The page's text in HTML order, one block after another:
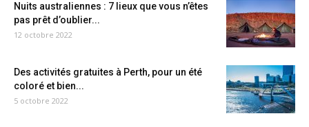
Nuits australiennes : 7 lieux que vous n’êtes
pas prêt d’oublier...
12 octobre 2022
Des activités gratuites à Perth, pour un été
coloré et bien...
5 octobre 2022